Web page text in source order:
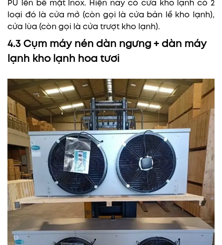
PU lên bề mặt Inox. Hiện nay có cửa kho lạnh có 2
loại đó là cửa mở (còn gọi là cửa bản lề kho lạnh),
cửa lùa (còn gọi là cửa trượt kho lạnh).
4.3 Cụm máy nén dàn ngưng + dàn máy
lạnh kho lạnh hoa tươi